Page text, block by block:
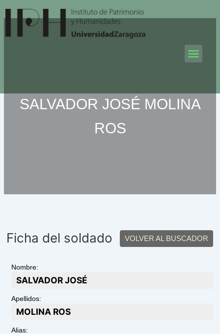
al
contenido
SALVADOR JOSÉ MOLINA
ROS
Ficha del soldado VOLVER AL BUSCADOR
Nombre:
SALVADOR JOSÉ
Apellidos:
MOLINA ROS
Alias: